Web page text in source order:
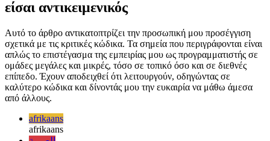
Μια προσωπική άποψη για το πώς να
είσαι αντικειμενικός
Αυτό το άρθρο αντικατοπτρίζει την προσωπική μου προσέγγιση
σχετικά με τις κριτικές κώδικα. Τα σημεία που περιγράφονται είναι
απλώς το επιστέγασμα της εμπειρίας μου ως προγραμματιστής σε
ομάδες μεγάλες και μικρές, τόσο σε τοπικό όσο και σε διεθνές
επίπεδο. Έχουν αποδειχθεί ότι λειτουργούν, οδηγώντας σε
καλύτερο κώδικα και δίνοντάς μου την ευκαιρία να μάθω άμεσα
από άλλους.